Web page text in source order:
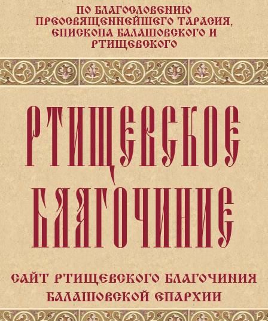
ПО БЛАГОСЛОВЕНИЮ
ПРЕОСВЯЩЕННЕЙШЕГО ТАРАСИЯ,
ЕПИСКОПА БАЛАШОВСКОГО И
РТИЩЕВСКОГО
РТИЩЕВСКОЕ
БЛАГОЧИНИЕ
САЙТ РТИЩЕВСКОГО БЛАГОЧИНИЯ
БАЛАШОВСКОЙ ЕПАРХИИ